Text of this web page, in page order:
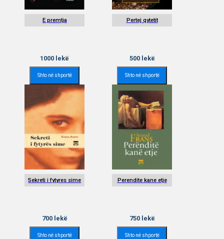
E premtja
1000 lekë
Shto në shportë
Pertej qytetit
500lekë
Shto në shportë
Sekreti i fytyres sime
700lekë
Shto në shportë
Perendite kane etje
750lekë
Shto në shportë